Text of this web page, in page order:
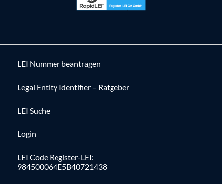
LEI Nummer beantragen
Legal Entity Identifier – Ratgeber
LEI Suche
Login
LEI Code Register-LEI:
984500064E5B40721438